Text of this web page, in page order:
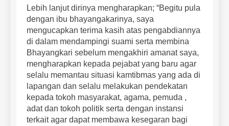
Lebih lanjut dirinya mengharapkan; “Begitu pula
dengan ibu bhayangakarinya, saya
mengucapkan terima kasih atas pengabdiannya
di dalam mendampingi suami serta membina
Bhayangkari sebelum mengakhiri amanat saya,
mengharapkan kepada pejabat yang baru agar
selalu memantau situasi kamtibmas yang ada di
lapangan dan selalu melakukan pendekatan
kepada tokoh masyarakat, agama, pemuda ,
adat dan tokoh politik serta dengan instansi
terkait agar dapat membawa kesegaran bagi